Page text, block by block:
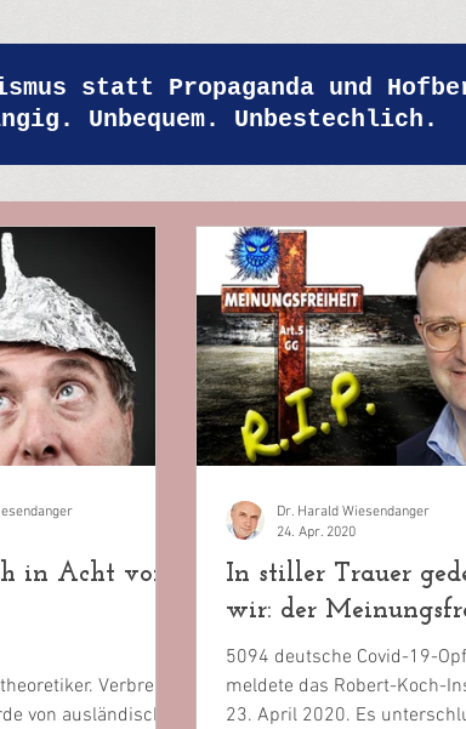
statt Propaganda und
Unbequem. Unbestechlich.
in Acht vor
Verbreite
von ausländischen
In stiller Trauer
wir: der
5094 deutsche Covid-19-
meldete das Robert-Koch-
23. April 2020. Es
Dr. Harald Wiesendanger
24. Apr. 2020